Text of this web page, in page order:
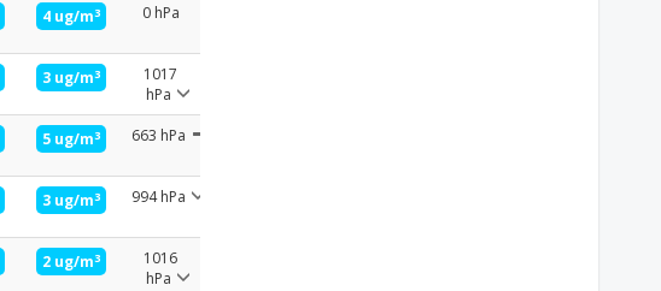
4 ug/m3 0 hPa
3 ug/m3
1017
hPa
5 ug/m3 663 hPa
3 ug/m3 994 hPa
2 ug/m3
1016
hPa